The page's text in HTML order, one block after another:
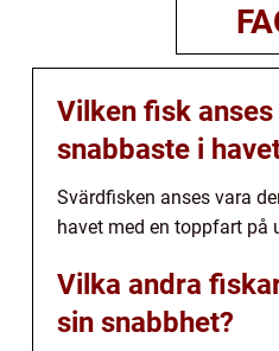
Vilken fisk
snabbaste i
Svärdfisken anses vara
havet med en toppfart på
Vilka andra
sin snabbhet?